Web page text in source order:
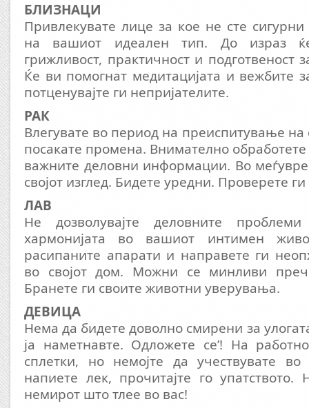
БЛИЗНАЦИ
Привлекувате лице за кое не сте
на вашиот идеален тип. До израз
грижливост, практичност и подготвеност
Ќе ви помогнат медитацијата и вежбите
потценувајте ги непријателите.
РАК
Влегувате во период на преиспитување на
посакате промена. Внимателно обработете
важните деловни информации. Во
својот изглед. Бидете уредни. Проверете
ЛАВ
Не дозволувајте деловните
хармонијата во вашиот интимен
расипаните апарати и направете ги
во својот дом. Можни се минливи
Бранете ги своите животни уверувања.
ДЕВИЦА
Нема да бидете доволно смирени за
ја наметнавте. Одложете се’! На
сплетки, но немојте да учествувате
напиете лек, прочитајте го упатството.
немирот што тлее во вас!